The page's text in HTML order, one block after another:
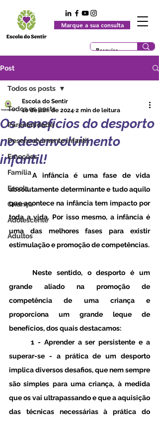
Marque a sua consulta
Post
Todos os posts
Parentalidade
Desenvolvimento Infantil
Emoções
Família
Escola
Criança
Adolescente
Adultos
Todos os posts
Os benefícios do desporto
no desenvolvimento
infantil!
Escola do Sentir
10 de abr. de 2024 2 min de leitura
	A infância é uma fase de vida
absolutamente determinante e tudo aquilo
que acontece na infância tem impacto por
toda a vida. Por isso mesmo, a infância é
uma das melhores fases para existir
grande aliado na promoção de
competência de uma criança e
proporciona um grande leque de
benefícios, dos quais destacamos:
superar-se - a prática de um desporto
implica diversos desafios, que nem sempre
são simples para uma criança, à medida
que os vai ultrapassando e que a aquisição
das técnicas necessárias à prática do